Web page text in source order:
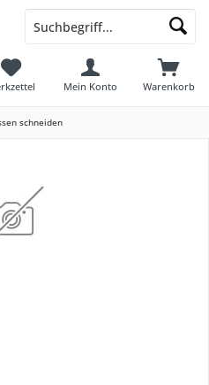
Warenkorb
Mein Konto
schneiden